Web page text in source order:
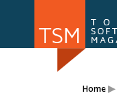
Home▸